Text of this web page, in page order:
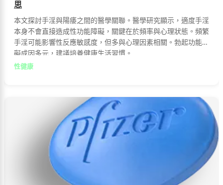
思
本文探討手淫與陽痿之間的醫學關聯。醫學研究顯示，適度手淫
本身不會直接造成性功能障礙，關鍵在於頻率與心理狀態。頻繁
手淫可能影響性反應敏感度，但多與心理因素相關。勃起功能障
礙成因多元，建議培養健康生活習慣。
性健康